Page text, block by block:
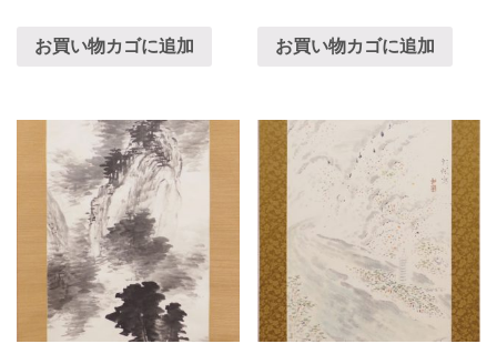
お買い物カゴに追加 お買い物カゴに追加